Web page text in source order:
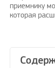
приемнику
которая